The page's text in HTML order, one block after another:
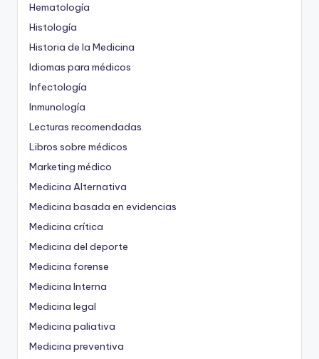
Hematología
Histología
Historia de la Medicina
Idiomas para médicos
Infectología
Inmunología
Lecturas recomendadas
Libros sobre médicos
Marketing médico
Medicina Alternativa
Medicina basada en evidencias
Medicina crítica
Medicina del deporte
Medicina forense
Medicina Interna
Medicina legal
Medicina paliativa
Medicina preventiva